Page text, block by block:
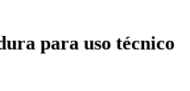
para uso técnico